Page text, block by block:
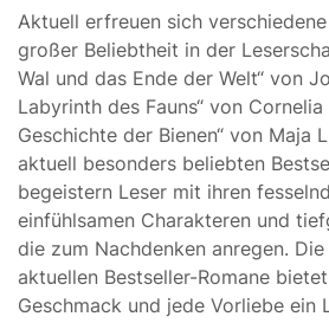
Aktuell erfreuen sich
großer Beliebtheit in der
Wal und das Ende der Welt“ von
Labyrinth des Fauns“ von Cornelia
Geschichte der Bienen“ von Maja
aktuell besonders beliebten
begeistern Leser mit ihren
einfühlsamen Charakteren und
die zum Nachdenken anregen.
aktuellen Bestseller-Romane
Geschmack und jede Vorliebe ein